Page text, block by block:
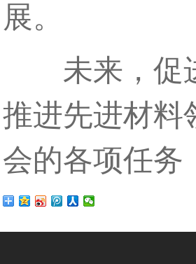
展。
未来，促进
推进先进材料
会的各项任务